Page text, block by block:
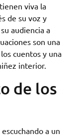
viva la
de su voz y
audiencia a
son una
cuentos y una
interior.
de los
a un